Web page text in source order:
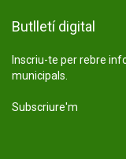
Butlletí digital
Inscriu-te per rebre
municipals.
Subscriure'm